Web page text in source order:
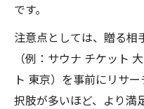
です。
注意点としては、贈る相
（例：サウナ チケット
ト 東京）を事前にリサ
択肢が多いほど、より満